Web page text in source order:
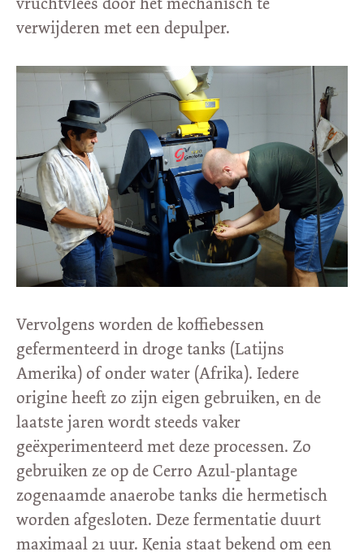
verwijderen met een depulper.
Vervolgens worden de koffiebessen
gefermenteerd in droge tanks (Latijns
Amerika) of onder water (Afrika). Iedere
origine heeft zo zijn eigen gebruiken, en de
laatste jaren wordt steeds vaker
geëxperimenteerd met deze processen. Zo
gebruiken ze op de Cerro Azul-plantage
zogenaamde anaerobe tanks die hermetisch
worden afgesloten. Deze fermentatie duurt
maximaal 21 uur. Kenia staat bekend om een